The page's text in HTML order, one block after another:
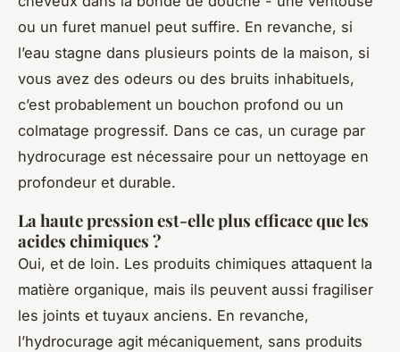
ou un furet manuel peut suffire. En revanche, si
l’eau stagne dans plusieurs points de la maison, si
vous avez des odeurs ou des bruits inhabituels,
c’est probablement un bouchon profond ou un
colmatage progressif. Dans ce cas, un curage par
hydrocurage est nécessaire pour un nettoyage en
profondeur et durable.
La haute pression est-elle plus efficace que les
acides chimiques ?
Oui, et de loin. Les produits chimiques attaquent la
matière organique, mais ils peuvent aussi fragiliser
les joints et tuyaux anciens. En revanche,
l’hydrocurage agit mécaniquement, sans produits